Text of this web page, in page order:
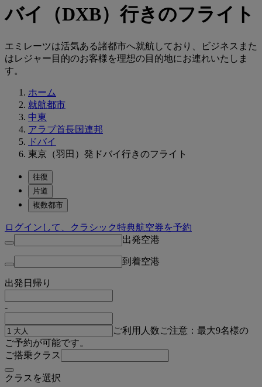
バイ（DXB）行きのフライト
エミレーツは活気ある諸都市へ就航しており、ビジネスまた
はレジャー目的のお客様を理想の目的地にお連れいたしま
す。
ホーム
就航都市
中東
アラブ首長国連邦
ドバイ
東京（羽田）発ドバイ行きのフライト
往復
片道
複数都市
ログインして、クラシック特典航空券を予約
出発空港
到着空港
出発日 帰り
-
ご利用人数ご注意：最大9名様の
ご予約が可能です。
ご搭乗クラス
クラスを選択